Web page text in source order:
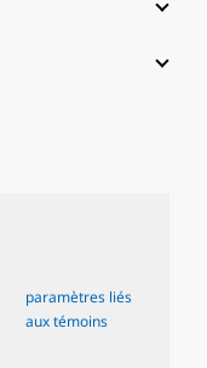
paramètres liés
aux témoins